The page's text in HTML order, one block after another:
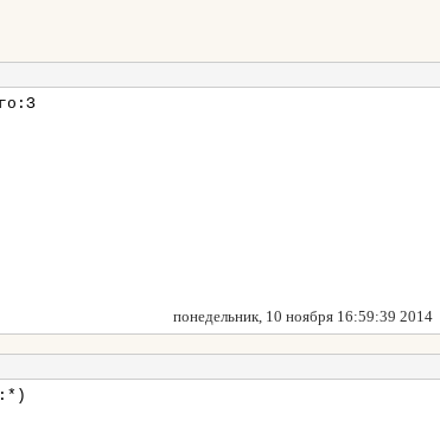
понедельник, 10 ноября 16:59:39 2014
:*)